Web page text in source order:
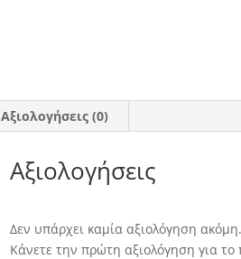
Αξιολογήσεις (0)
Αξιολογήσεις
Δεν υπάρχει καμία αξιολόγηση ακόμη.
Κάνετε την πρώτη αξιολόγηση για το